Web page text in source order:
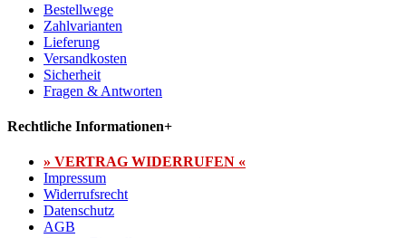
Bestellwege
Zahlvarianten
Lieferung
Versandkosten
Sicherheit
Fragen & Antworten
Rechtliche Informationen+
» VERTRAG WIDERRUFEN «
Impressum
Widerrufsrecht
Datenschutz
AGB